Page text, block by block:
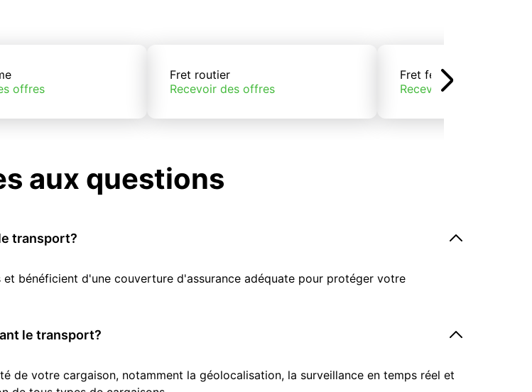
offres
Fret routier
Recevoir des offres
Fret ferroviaire
Recevoir des offres
aux questions
transport?
bénéficient d'une couverture d'assurance adéquate pour protéger votre
le transport?
de votre cargaison, notamment la géolocalisation, la surveillance en temps réel et